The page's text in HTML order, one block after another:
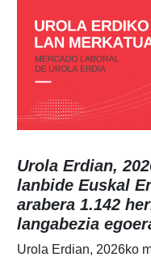
Urola Erdian,
lanbide Euskal
arabera 1.142
langabezia
Urola Erdian, 2026ko